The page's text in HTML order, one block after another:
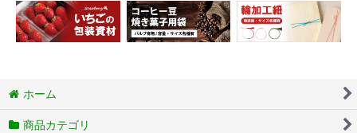
ホーム
商品カテゴリ